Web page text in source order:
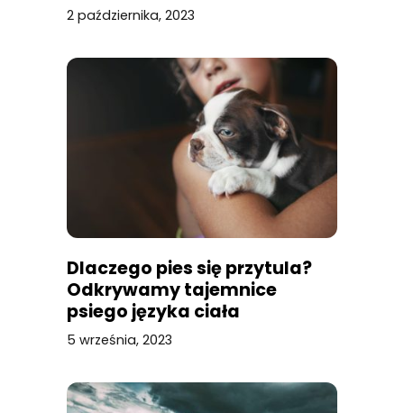
2 października, 2023
Dlaczego pies się przytula?
Odkrywamy tajemnice
psiego języka ciała
5 września, 2023